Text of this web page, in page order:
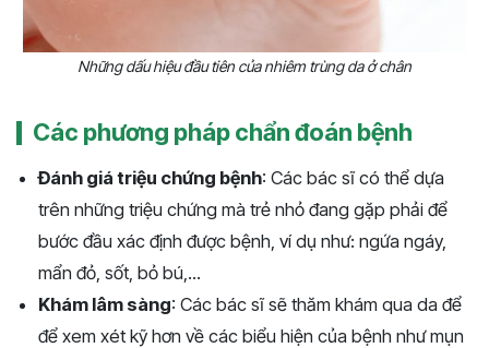
Những dấu hiệu đầu tiên của nhiêm trùng da ở chân
Các phương pháp chẩn đoán bệnh
Đánh giá triệu chứng bệnh: Các bác sĩ có thể dựa
trên những triệu chứng mà trẻ nhỏ đang gặp phải để
bước đầu xác định được bệnh, ví dụ như: ngứa ngáy,
mẩn đỏ, sốt, bỏ bú,...
Khám lâm sàng: Các bác sĩ sẽ thăm khám qua da để
để xem xét kỹ hơn về các biểu hiện của bệnh như mụn